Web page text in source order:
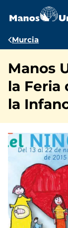
contenido
Ruta
Murcia
Manos
la Feria
la